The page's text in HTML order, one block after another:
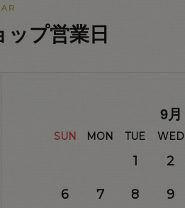
プ営業日
9月
SUN MON TUE WED
1 2
6 7 8 9